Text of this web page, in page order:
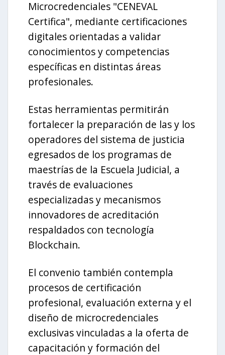
Microcredenciales "CENEVAL
Certifica", mediante certificaciones
digitales orientadas a validar
conocimientos y competencias
específicas en distintas áreas
profesionales.
Estas herramientas permitirán
fortalecer la preparación de las y los
operadores del sistema de justicia
egresados de los programas de
maestrías de la Escuela Judicial, a
través de evaluaciones
especializadas y mecanismos
innovadores de acreditación
respaldados con tecnología
Blockchain.
El convenio también contempla
procesos de certificación
profesional, evaluación externa y el
diseño de microcredenciales
exclusivas vinculadas a la oferta de
capacitación y formación del